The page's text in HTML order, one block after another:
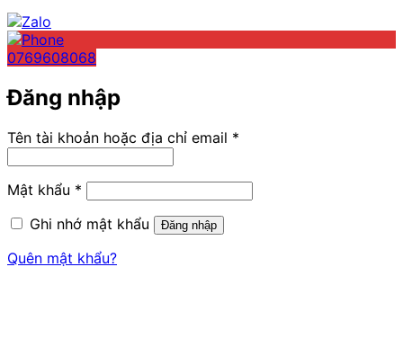
0769608068
Đăng nhập
Tên tài khoản hoặc địa chỉ email *
Mật khẩu * Bắt
buộc
Ghi nhớ mật khẩu
Đăng nhập
Quên mật khẩu?